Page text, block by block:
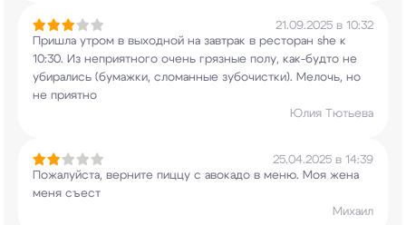
21.09.2025 в 10:32
Пришла утром в выходной на завтрак в ресторан she к
10:30. Из неприятного очень грязные полу, как-будто не
убирались (бумажки, сломанные зубочистки). Мелочь, но
не приятно
Юлия Тютьева
25.04.2025 в 14:39
Пожалуйста, верните пиццу с авокадо в меню. Моя жена
меня съест
Михаил